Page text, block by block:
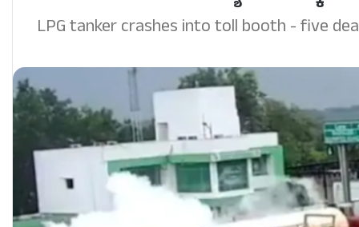
LPG tanker crashes into toll booth - five